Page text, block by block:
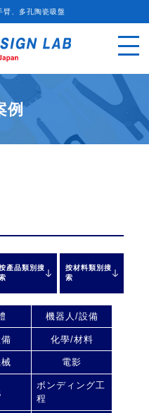
臂、多孔陶瓷吸盤
例
產品類別搜
按材料類別搜
索
機器人/設備
化學/材料
電影
ボンディング工
程